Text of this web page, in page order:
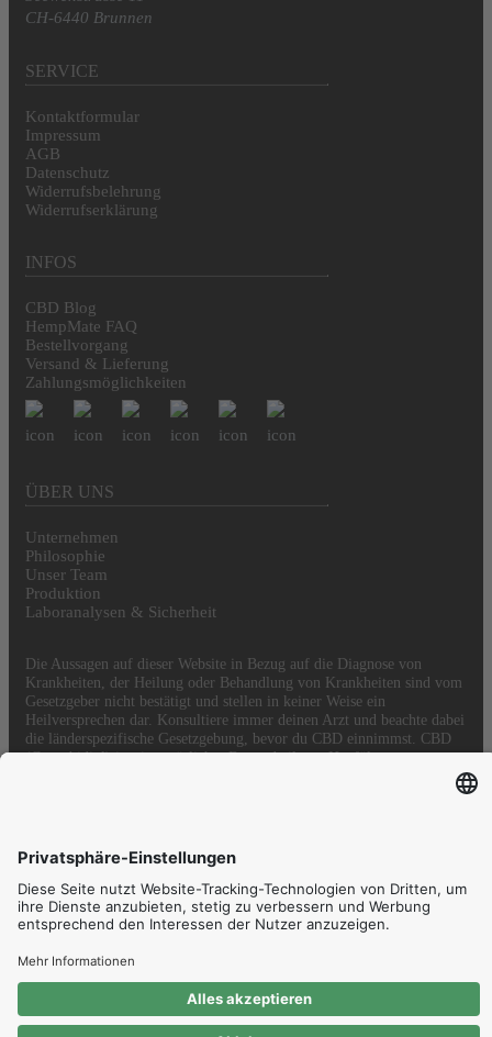
CH-6440 Brunnen
SERVICE
Kontaktformular
Impressum
AGB
Datenschutz
Widerrufsbelehrung
Widerrufserklärung
INFOS
CBD Blog
HempMate FAQ
Bestellvorgang
Versand & Lieferung
Zahlungsmöglichkeiten
ÜBER UNS
Unternehmen
Philosophie
Unser Team
Produktion
Laboranalysen & Sicherheit
Die Aussagen auf dieser Website in Bezug auf die Diagnose von
Krankheiten, der Heilung oder Behandlung von Krankheiten sind vom
Gesetzgeber nicht bestätigt und stellen in keiner Weise ein
Heilversprechen dar. Konsultiere immer deinen Arzt und beachte dabei
die länderspezifische Gesetzgebung, bevor du CBD einnimmst. CBD
(Cannabidiol) ist ein natürlicher Bestandteil von Hanföl.
Proudly hosted in
Also found on:
Dein Warenkorb.
inkl. MwSt.